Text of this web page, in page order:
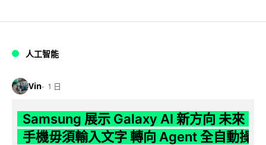
人工智能
Vin 1 日
Samsung 展示 Galaxy AI 新方向 未來
手機毋須輸入文字 轉向 Agent 全自動操